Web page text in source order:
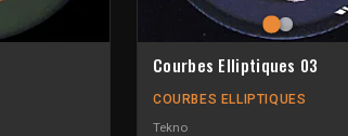
Courbes Elliptiques 03
COURBES ELLIPTIQUES
Tekno